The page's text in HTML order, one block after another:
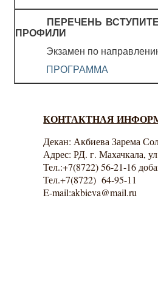
ПЕРЕЧЕНЬ
ПРОФИЛИ
Экзамен по
ПРОГРАММА
КОНТАКТНАЯ
Декан: Акбиева Зарема
Адрес: РД. г. Махачкала,
Тел.:+7(8722) 56-21-16
Тел.+7(8722) 64-95-11
E-mail:akbieva@mail.ru